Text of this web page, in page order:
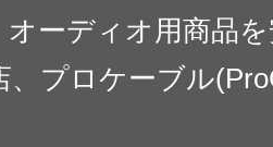
ーディオ用商品
プロケーブル